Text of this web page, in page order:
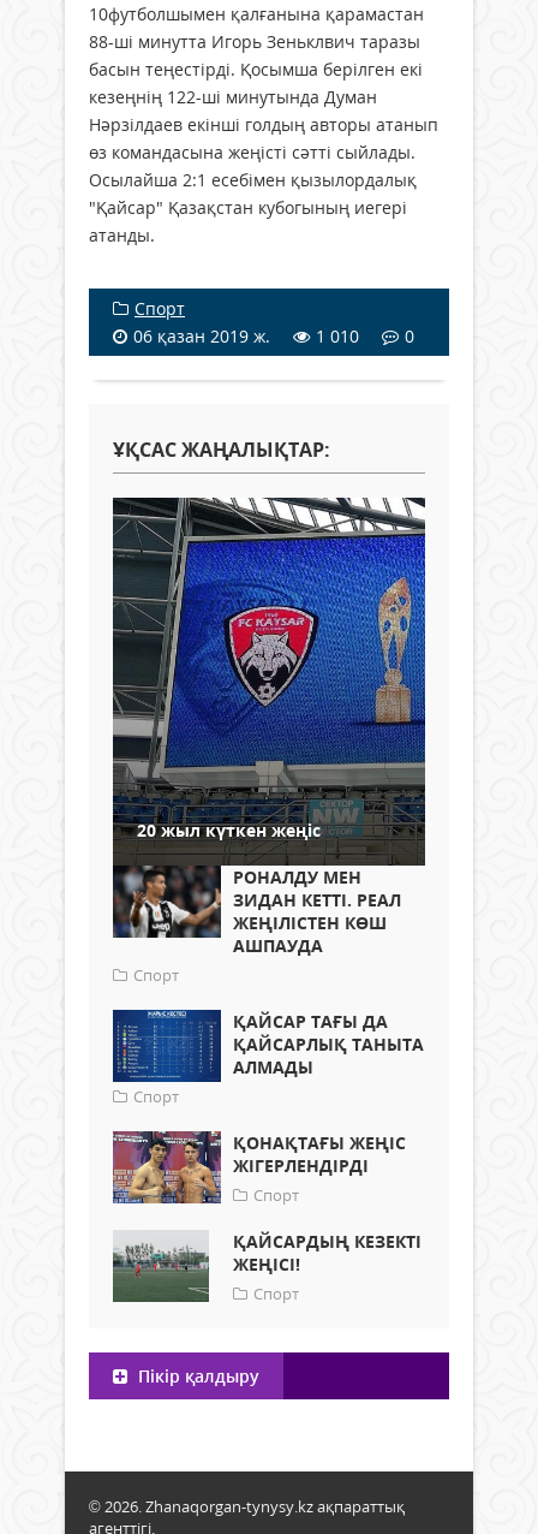
10футболшымен қалғанына қарамастан
88-ші минутта Игорь Зеньклвич таразы
басын теңестірді. Қосымша берілген екі
кезеңнің 122-ші минутында Думан
Нәрзілдаев екінші голдың авторы атанып
өз командасына жеңісті сәтті сыйлады.
Осылайша 2:1 есебімен қызылордалық
"Қайсар" Қазақстан кубогының иегері
атанды.
Спорт
06 қазан 2019 ж.
1 010 0
ҰҚСАС ЖАҢАЛЫҚТАР:
20 жыл күткен жеңіс
РОНАЛДУ МЕН
ЗИДАН КЕТТІ. РЕАЛ
ЖЕҢІЛІСТЕН КӨШ
АШПАУДА
Спорт
ҚАЙСАР ТАҒЫ ДА
ҚАЙСАРЛЫҚ ТАНЫТА
АЛМАДЫ
Спорт
ҚОНАҚТАҒЫ ЖЕҢІС
ЖІГЕРЛЕНДІРДІ
Спорт
ҚАЙСАРДЫҢ КЕЗЕКТІ
ЖЕҢІСІ!
Спорт
Пікір қалдыру
© 2026. Zhanaqorgan-tynysy.kz ақпараттық
агенттігі.